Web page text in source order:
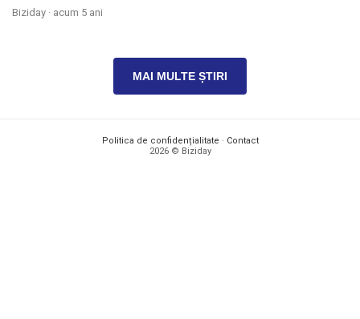
Biziday · acum 5 ani
MAI MULTE ȘTIRI
Politica de confidențialitate · Contact
2026 © Biziday